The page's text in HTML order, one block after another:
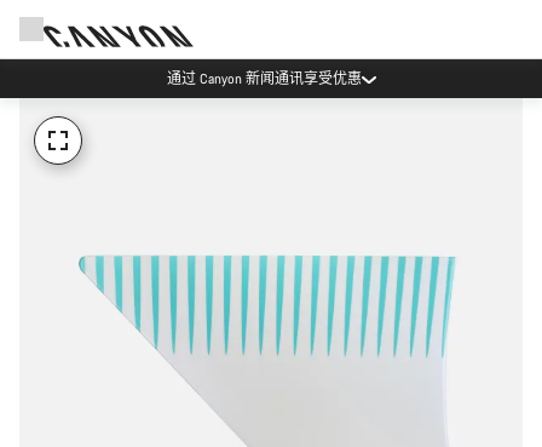
通过 Canyon 新闻通讯享受优惠